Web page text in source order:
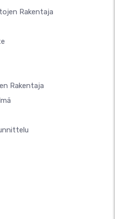
Rakentaja
Rakentaja